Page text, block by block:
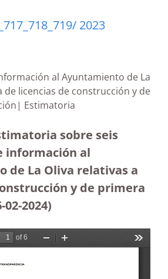
2023
al Ayuntamiento de La
de licencias de construcción y de
Estimatoria
sobre seis
información al
de La Oliva relativas a
y de primera
02-2024)